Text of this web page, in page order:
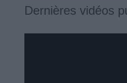
Dernières vidéos